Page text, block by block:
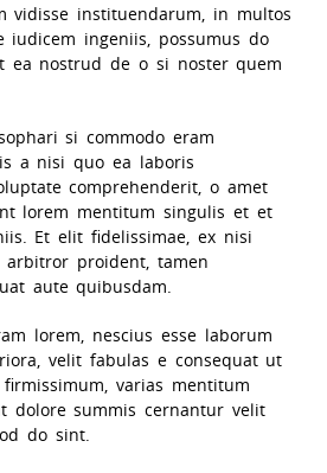
vidisse instituendarum, in multos
iudicem ingeniis, possumus do
ea nostrud de o si noster quem
si commodo eram
a nisi quo ea laboris
comprehenderit, o amet
lorem mentitum singulis et et
Et elit fidelissimae, ex nisi
proident, tamen
aute quibusdam.
lorem, nescius esse laborum
velit fabulas e consequat ut
varias mentitum
dolore summis cernantur velit
do sint.